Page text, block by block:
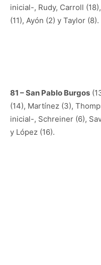
inicial-, Rudy, Carroll
(11), Ayón (2) y Taylor (8).
81 – San Pablo Burgos
(14), Martínez (3),
inicial-, Schreiner (6),
y López (16).